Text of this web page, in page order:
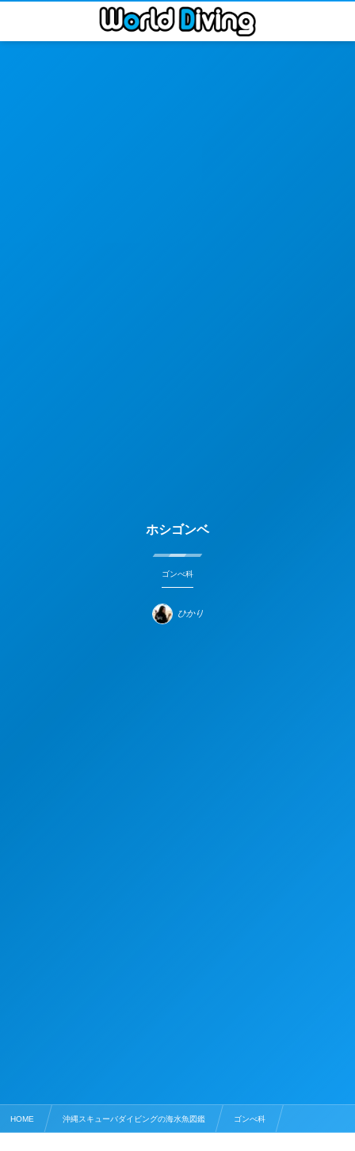
ホシゴンベ
ゴンべ科
ひかり
HOME 沖縄スキューバダイビングの海水魚図鑑 ゴンべ科